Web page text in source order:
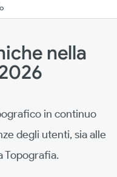
nella
in continuo
degli utenti, sia alle
Topografia.